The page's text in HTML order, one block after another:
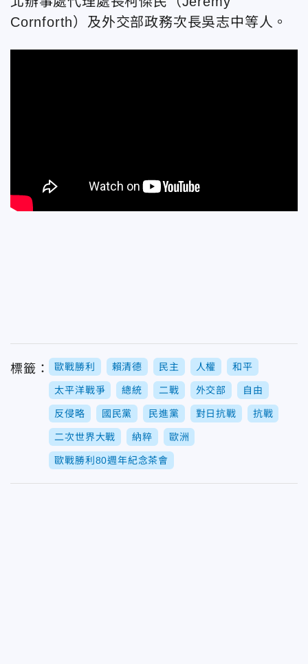
Cornforth）及外交部政務次長吳志中等人。
標籤： 歐戰勝利 賴清德 民主 人權 和平
太平洋戰爭 總統 二戰 外交部 自由
反侵略 國民黨 民進黨 對日抗戰 抗戰
二次世界大戰 納粹 歐洲
歐戰勝利80週年紀念茶會